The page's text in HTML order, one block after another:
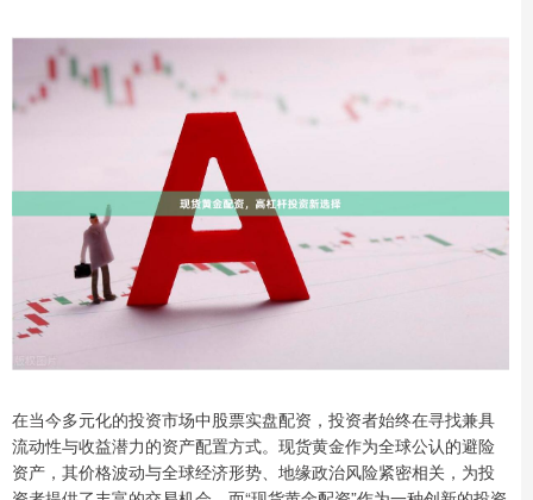
在当今多元化的投资市场中股票实盘配资，投资者始终在寻找兼具
流动性与收益潜力的资产配置方式。现货黄金作为全球公认的避险
资产，其价格波动与全球经济形势、地缘政治风险紧密相关，为投